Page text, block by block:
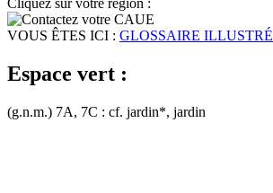
VOUS ÊTES ICI : GLOSSAIRE ILLUSTRÉ
Espace vert :
(g.n.m.) 7A, 7C : cf. jardin*, jardin